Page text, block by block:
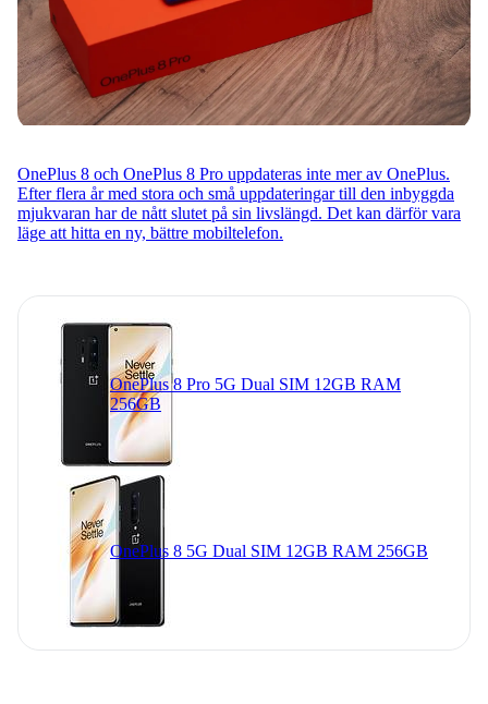
OnePlus 8 och OnePlus 8 Pro uppdateras inte mer av OnePlus.
Efter flera år med stora och små uppdateringar till den inbyggda
mjukvaran har de nått slutet på sin livslängd. Det kan därför vara
läge att hitta en ny, bättre mobiltelefon.
OnePlus 8 Pro 5G Dual SIM 12GB RAM
256GB
OnePlus 8 5G Dual SIM 12GB RAM 256GB